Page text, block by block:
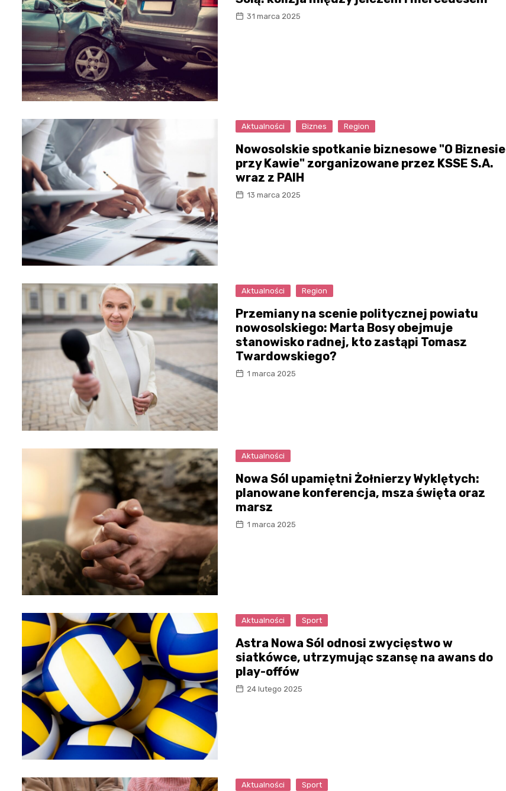
31 marca 2025
Aktualności Biznes Region
Nowosolskie spotkanie biznesowe "O Biznesie
przy Kawie" zorganizowane przez KSSE S.A.
wraz z PAIH
13 marca 2025
Aktualności Region
Przemiany na scenie politycznej powiatu
nowosolskiego: Marta Bosy obejmuje
stanowisko radnej, kto zastąpi Tomasz
Twardowskiego?
1 marca 2025
Aktualności
Nowa Sól upamiętni Żołnierzy Wyklętych:
planowane konferencja, msza święta oraz
marsz
1 marca 2025
Aktualności Sport
Astra Nowa Sól odnosi zwycięstwo w
siatkówce, utrzymując szansę na awans do
play-offów
24 lutego 2025
Aktualności Sport